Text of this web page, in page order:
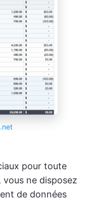
pour toute
ne disposez
de données